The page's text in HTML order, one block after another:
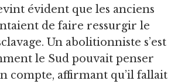
évident que les anciens
de faire ressurgir le
Un abolitionniste s’est
le Sud pouvait penser
compte, affirmant qu’il fallait